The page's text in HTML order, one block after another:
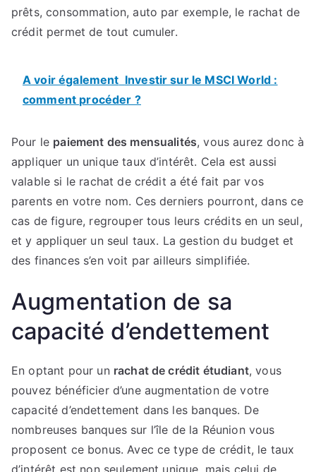
prêts, consommation, auto par exemple, le rachat de
crédit permet de tout cumuler.
A voir également Investir sur le MSCI World :
comment procéder ?
Pour le paiement des mensualités, vous aurez donc à
appliquer un unique taux d’intérêt. Cela est aussi
valable si le rachat de crédit a été fait par vos
parents en votre nom. Ces derniers pourront, dans ce
cas de figure, regrouper tous leurs crédits en un seul,
et y appliquer un seul taux. La gestion du budget et
des finances s’en voit par ailleurs simplifiée.
Augmentation de sa
capacité d’endettement
En optant pour un rachat de crédit étudiant, vous
pouvez bénéficier d’une augmentation de votre
capacité d’endettement dans les banques. De
nombreuses banques sur l’île de la Réunion vous
proposent ce bonus. Avec ce type de crédit, le taux
d’intérêt est non seulement unique, mais celui de